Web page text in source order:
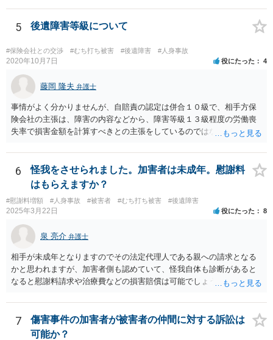
5 後遺障害等級について
#保険会社との交渉 #むち打ち被害 #後遺障害 #人身事故
2020年10月7日 役にたった 4
藤岡 隆夫 弁護士
事情がよく分かりませんが、自賠責の認定は併合１０級で、相手方保
険会社の主張は、障害の内容などから、障害等級１３級程度の労働喪
失率で損害金額を計算すべきとの主張をしているのではないでしょう
ので、弁護士を交代しても状況は変わらないでしょう。今の弁護士と
十分に打ち合わせをすることが重要だと思います。
6
怪我をさせられました。加害者は未成年。慰謝料
はもらえますか？
#慰謝料増額 #人身事故 #被害者 #むち打ち被害 #後遺障害
2025年3月22日 役にたった 8
泉 亮介 弁護士
相手が未成年となりますのでその法定代理人である親への請求となる
かと思われますが、加害者側も認めていて、怪我自体も診断があると
なると慰謝料請求や治療費などの損害賠償は可能でしょう。 整骨院へ
い場合が多いです。 また、保険会社から提案される金額は低めに出さ
れることも多いため、その交渉のために弁護士を入れるということも
考えられるかと思われます。
7
傷害事件の加害者が被害者の仲間に対する訴訟は
可能か？